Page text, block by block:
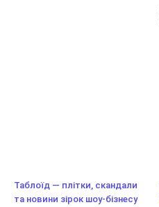
Таблоїд — плітки, скандали
та новини зірок шоу-бізнесу